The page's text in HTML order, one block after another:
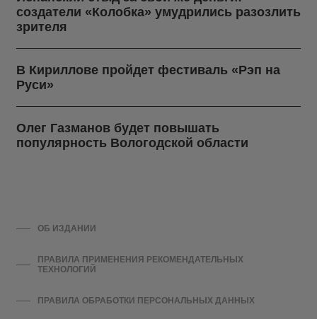
создатели «Колобка» умудрились разозлить
зрителя
В Кириллове пройдет фестиваль «Рэп на
Руси»
Олег Газманов будет повышать
популярность Вологодской области
ОБ ИЗДАНИИ
ПРАВИЛА ПРИМЕНЕНИЯ РЕКОМЕНДАТЕЛЬНЫХ
ТЕХНОЛОГИЙ
ПРАВИЛА ОБРАБОТКИ ПЕРСОНАЛЬНЫХ ДАННЫХ